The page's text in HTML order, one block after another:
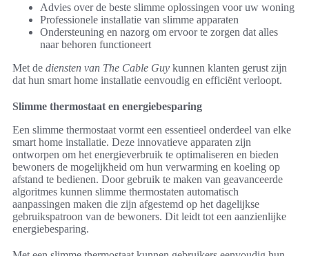
Advies over de beste slimme oplossingen voor uw woning
Professionele installatie van slimme apparaten
Ondersteuning en nazorg om ervoor te zorgen dat alles
naar behoren functioneert
Met de diensten van The Cable Guy kunnen klanten gerust zijn
dat hun smart home installatie eenvoudig en efficiënt verloopt.
Slimme thermostaat en energiebesparing
Een slimme thermostaat vormt een essentieel onderdeel van elke
smart home installatie. Deze innovatieve apparaten zijn
ontworpen om het energieverbruik te optimaliseren en bieden
bewoners de mogelijkheid om hun verwarming en koeling op
afstand te bedienen. Door gebruik te maken van geavanceerde
algoritmes kunnen slimme thermostaten automatisch
aanpassingen maken die zijn afgestemd op het dagelijkse
gebruikspatroon van de bewoners. Dit leidt tot een aanzienlijke
energiebesparing.